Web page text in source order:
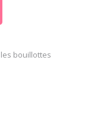
les bouillottes